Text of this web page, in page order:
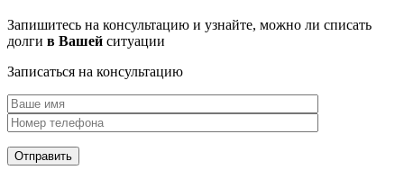
Запишитесь на консультацию и узнайте, можно ли списать
долги в Вашей ситуации
Записаться на консультацию